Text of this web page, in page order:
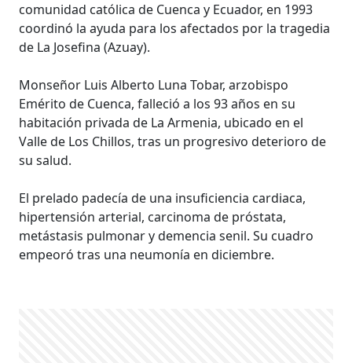
comunidad católica de Cuenca y Ecuador, en 1993
coordinó la ayuda para los afectados por la tragedia
de La Josefina (Azuay).
Monseñor Luis Alberto Luna Tobar, arzobispo
Emérito de Cuenca, falleció a los 93 años en su
habitación privada de La Armenia, ubicado en el
Valle de Los Chillos, tras un progresivo deterioro de
su salud.
El prelado padecía de una insuficiencia cardiaca,
hipertensión arterial, carcinoma de próstata,
metástasis pulmonar y demencia senil. Su cuadro
empeoró tras una neumonía en diciembre.